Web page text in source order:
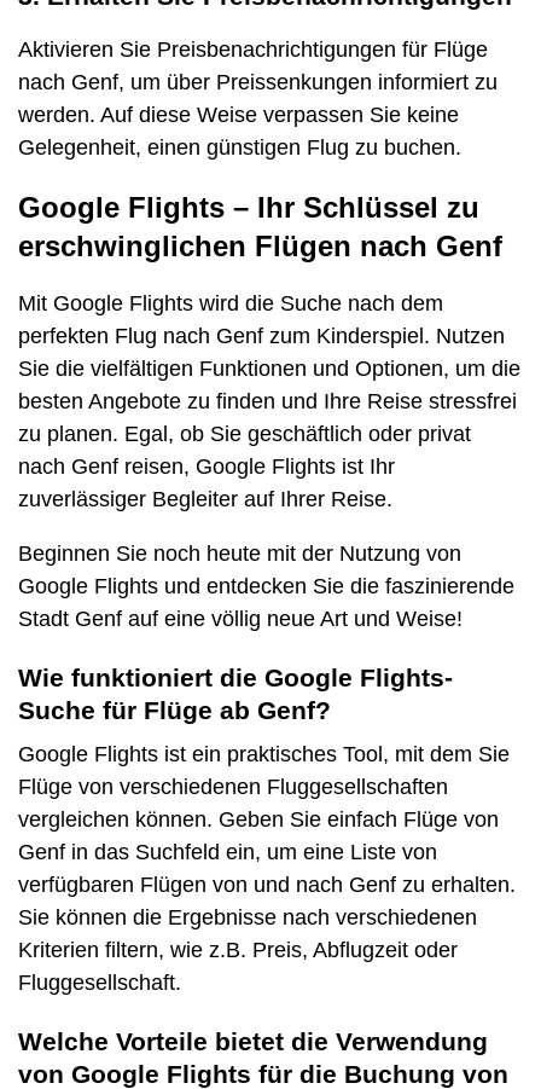
Aktivieren Sie Preisbenachrichtigungen für Flüge
nach Genf, um über Preissenkungen informiert zu
werden. Auf diese Weise verpassen Sie keine
Gelegenheit, einen günstigen Flug zu buchen.
Google Flights – Ihr Schlüssel zu
erschwinglichen Flügen nach Genf
Mit Google Flights wird die Suche nach dem
perfekten Flug nach Genf zum Kinderspiel. Nutzen
Sie die vielfältigen Funktionen und Optionen, um die
besten Angebote zu finden und Ihre Reise stressfrei
zu planen. Egal, ob Sie geschäftlich oder privat
nach Genf reisen, Google Flights ist Ihr
zuverlässiger Begleiter auf Ihrer Reise.
Beginnen Sie noch heute mit der Nutzung von
Google Flights und entdecken Sie die faszinierende
Stadt Genf auf eine völlig neue Art und Weise!
Wie funktioniert die Google Flights-
Suche für Flüge ab Genf?
Google Flights ist ein praktisches Tool, mit dem Sie
Flüge von verschiedenen Fluggesellschaften
vergleichen können. Geben Sie einfach Flüge von
Genf in das Suchfeld ein, um eine Liste von
verfügbaren Flügen von und nach Genf zu erhalten.
Sie können die Ergebnisse nach verschiedenen
Kriterien filtern, wie z.B. Preis, Abflugzeit oder
Fluggesellschaft.
Welche Vorteile bietet die Verwendung
von Google Flights für die Buchung von